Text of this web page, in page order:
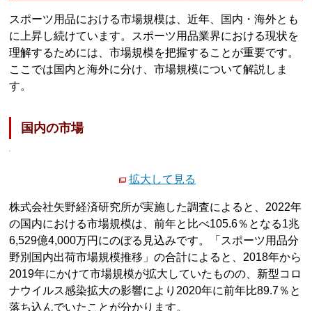
スポーツ用品における市場規模は、近年、国内・海外とも
に上昇し続けています。スポーツ用品業界における現状を
理解するためには、市場規模を把握することが重要です。
ここでは国内と海外に分け、市場規模について解説しま
す。
国内の市場
拡大して見る
株式会社矢野経済研究所が実施した調査によると、2022年
の国内における市場規模は、前年と比べ105.6％となる1兆
6,529億4,000万円にのぼる見込みです。「スポーツ用品分
野別国内出荷市場規模推移」の合計によると、2018年から
2019年にかけて市場規模が拡大していたものの、新型コロ
ナウイルス感染拡大の影響により2020年に前年比89.7％と
落ち込んでいたことが分かります。